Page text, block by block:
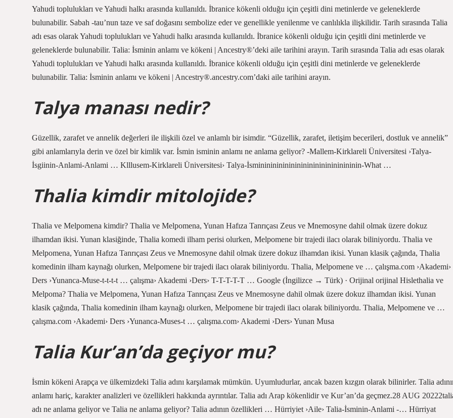
Yahudi toplulukları ve Yahudi halkı arasında kullanıldı. İbranice kökenli olduğu için çeşitli dini metinlerde ve geleneklerde
bulunabilir. Sabah -tau’nun taze ve saf doğasını sembolize eder ve genellikle yenilenme ve canlılıkla ilişkilidir. Tarih sırasında Talia
adı esas olarak Yahudi toplulukları ve Yahudi halkı arasında kullanıldı. İbranice kökenli olduğu için çeşitli dini metinlerde ve
geleneklerde bulunabilir. Talia: İsminin anlamı ve kökeni | Ancestry®’deki aile tarihini arayın. Tarih sırasında Talia adı esas olarak
Yahudi toplulukları ve Yahudi halkı arasında kullanıldı. İbranice kökenli olduğu için çeşitli dini metinlerde ve geleneklerde
bulunabilir. Talia: İsminin anlamı ve kökeni | Ancestry®.ancestry.com’daki aile tarihini arayın.
Talya manası nedir?
Güzellik, zarafet ve annelik değerleri ile ilişkili özel ve anlamlı bir isimdir. “Güzellik, zarafet, iletişim becerileri, dostluk ve annelik”
gibi anlamlarıyla derin ve özel bir kimlik var. İsmin isminin anlamı ne anlama geliyor? -Mallem-Kirklareli Üniversitesi ›Talya-
İsgiinin-Anlami-Anlami … Klllusem-Kirklareli Üniversitesi› Talya-İsmininininininininininininininininin-What …
Thalia kimdir mitolojide?
Thalia ve Melpomena kimdir? Thalia ve Melpomena, Yunan Hafıza Tanrıçası Zeus ve Mnemosyne dahil olmak üzere dokuz
ilhamdan ikisi. Yunan klasiğinde, Thalia komedi ilham perisi olurken, Melpomene bir trajedi ilacı olarak biliniyordu. Thalia ve
Melpomena, Yunan Hafıza Tanrıçası Zeus ve Mnemosyne dahil olmak üzere dokuz ilhamdan ikisi. Yunan klasik çağında, Thalia
komedinin ilham kaynağı olurken, Melpomene bir trajedi ilacı olarak biliniyordu. Thalia, Melpomene ve … çalışma.com ›Akademi›
Ders ›Yunanca-Muse-t-t-t-t … çalışma› Akademi ›Ders› T-T-T-T-T … Google (İngilizce → Türk) · Orijinal orijinal Hislethalia ve
Melpoma? Thalia ve Melpomena, Yunan Hafıza Tanrıçası Zeus ve Mnemosyne dahil olmak üzere dokuz ilhamdan ikisi. Yunan
klasik çağında, Thalia komedinin ilham kaynağı olurken, Melpomene bir trajedi ilacı olarak biliniyordu. Thalia, Melpomene ve …
çalışma.com ›Akademi› Ders ›Yunanca-Muses-t … çalışma.com› Akademi ›Ders› Yunan Musa
Talia Kur’an’da geçiyor mu?
İsmin kökeni Arapça ve ülkemizdeki Talia adını karşılamak mümkün. Uyumludurlar, ancak bazen kızgın olarak bilinirler. Talia
anlamı hariç, karakter analizleri ve özellikleri hakkında ayrıntılar. Talia adı Arap kökenlidir ve Kur’an’da geçmez.28 AUG
adı ne anlama geliyor ve Talia ne anlama geliyor? Talia adının özellikleri … Hürriyiet ›Aile› Talia-İsminin-Anlami -… Hürriyat